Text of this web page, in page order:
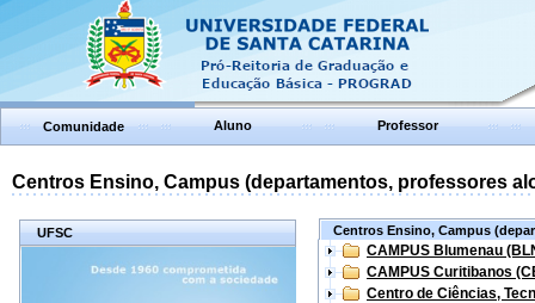
Comunidade Aluno Professor
Centros Ensino, Campus (departamentos, professores
UFSC Centros Ensino, Campus
CAMPUS Blumenau
CAMPUS Curitibanos
Centro de Ciências,